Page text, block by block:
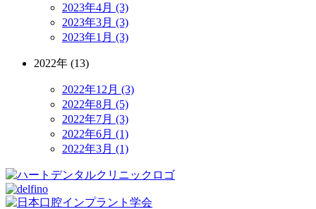
2023年4月 (3)
2023年3月 (3)
2023年1月 (3)
2022年 (13)
2022年12月 (3)
2022年8月 (5)
2022年7月 (3)
2022年6月 (1)
2022年3月 (1)